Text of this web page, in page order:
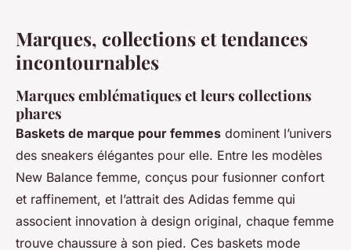
Marques, collections et tendances
incontournables
Marques emblématiques et leurs collections
phares
Baskets de marque pour femmes dominent l’univers
des sneakers élégantes pour elle. Entre les modèles
New Balance femme, conçus pour fusionner confort
et raffinement, et l’attrait des Adidas femme qui
associent innovation à design original, chaque femme
trouve chaussure à son pied. Ces baskets mode